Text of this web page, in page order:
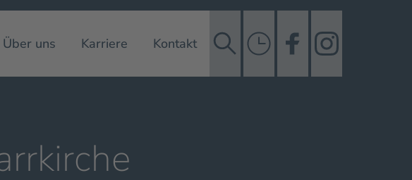
Über uns Karriere Kontakt